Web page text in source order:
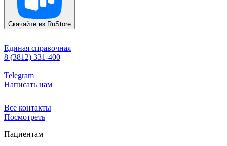
Скачайте из RuStore
Единая справочная
8 (3812) 331-400
Telegram
Написать нам
Все контакты
Посмотреть
Пациентам